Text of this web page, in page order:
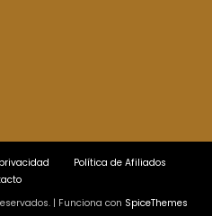
Política de Afiliados
| Funciona con SpiceThemes